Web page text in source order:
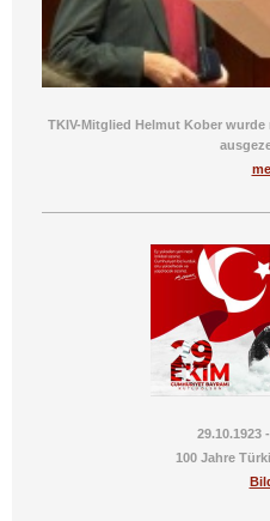
TKIV-Mitglied Helmut Kober
29.10.1923
100 Jahre